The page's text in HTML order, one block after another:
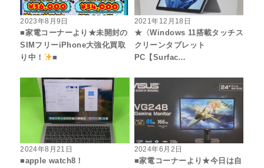
2023年8月9日
■家電コーナーより★未開封の
SIMフリーiPhone大強化買取
り中！
■
2021年12月18日
★〈Windows 11搭載タッチス
クリーンタブレット
PC【Surfac…
2024年8月21日
■apple watch8！
2024年6月2日
■家電コーナーより★今日は自